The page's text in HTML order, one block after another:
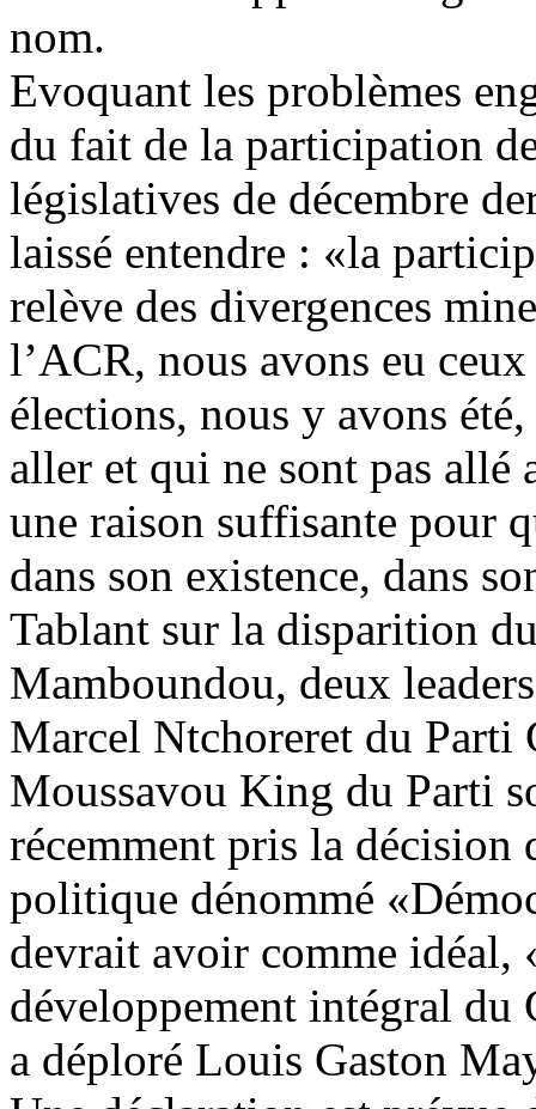
nom.
Evoquant les problèmes
du fait de la participation
législatives de décembre
laissé entendre : «la
relève des divergences
l’ACR, nous avons eu
élections, nous y avons
aller et qui ne sont pas allé
une raison suffisante pour
dans son existence, dans
Tablant sur la disparition
Mamboundou, deux
Marcel Ntchoreret du Parti
Moussavou King du Parti
récemment pris la décision
politique dénommé
devrait avoir comme idéal,
développement intégral du
a déploré Louis Gaston